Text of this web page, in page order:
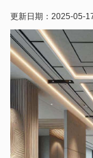
更新日期： 2025-05-